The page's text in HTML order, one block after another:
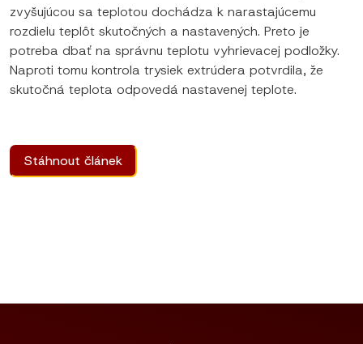
zvyšujúcou sa teplotou dochádza k narastajúcemu
rozdielu teplôt skutočných a nastavených. Preto je
potreba dbať na správnu teplotu vyhrievacej podložky.
Naproti tomu kontrola trysiek extrúdera potvrdila, že
skutočná teplota odpovedá nastavenej teplote.
Stáhnout článek